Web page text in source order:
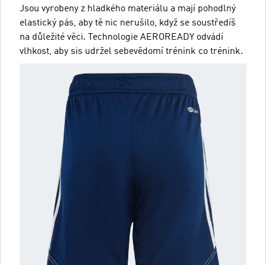
Jsou vyrobeny z hladkého materiálu a mají pohodlný
elastický pás, aby tě nic nerušilo, když se soustředíš
na důležité věci. Technologie AEROREADY odvádí
vlhkost, aby sis udržel sebevědomí trénink co trénink.